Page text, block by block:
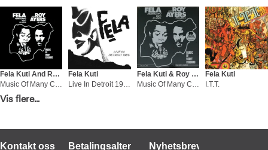
Kjøp
Fela Kuti And Roy Ayers
299,-
Fela Kuti
Fela Kuti & Roy Ayers
Fela Kuti
I.T.T.
Vis flere...
Kontakt oss BetalingsalternativerNyhetsbrev